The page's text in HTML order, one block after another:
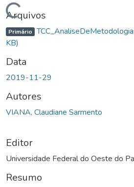
Arquivos
Primário
KB)
Data
2019-11-29
Autores
VIANA, Claudiane Sarmento
Editor
Universidade Federal do Oeste do
Resumo